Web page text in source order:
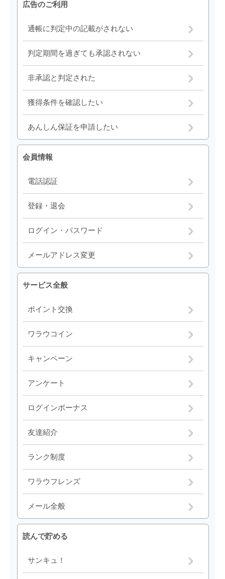
広告のご利用
通帳に判定中の記載がされない
判定期間を過ぎても承認されない
非承認と判定された
獲得条件を確認したい
あんしん保証を申請したい
会員情報
電話認証
登録・退会
ログイン・パスワード
メールアドレス変更
サービス全般
ポイント交換
ワラウコイン
キャンペーン
アンケート
ログインボーナス
友達紹介
ランク制度
ワラウフレンズ
メール全般
読んで貯める
サンキュ！